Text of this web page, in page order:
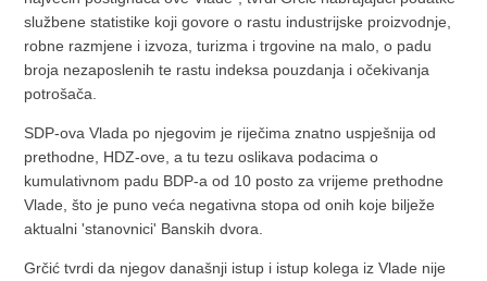
službene statistike koji govore o rastu industrijske proizvodnje,
robne razmjene i izvoza, turizma i trgovine na malo, o padu
broja nezaposlenih te rastu indeksa pouzdanja i očekivanja
potrošača.
SDP-ova Vlada po njegovim je riječima znatno uspješnija od
prethodne, HDZ-ove, a tu tezu oslikava podacima o
kumulativnom padu BDP-a od 10 posto za vrijeme prethodne
Vlade, što je puno veća negativna stopa od onih koje bilježe
aktualni 'stanovnici' Banskih dvora.
Grčić tvrdi da njegov današnji istup i istup kolega iz Vlade nije